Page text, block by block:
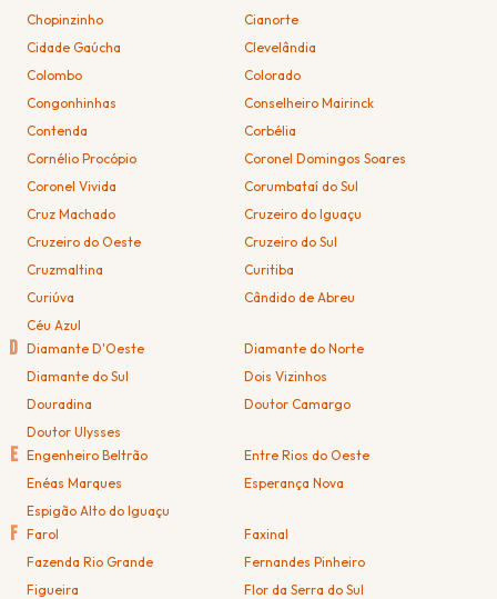
Chopinzinho
Cianorte
Cidade Gaúcha
Clevelândia
Colombo
Colorado
Congonhinhas
Conselheiro Mairinck
Contenda
Corbélia
Cornélio Procópio
Coronel Domingos Soares
Coronel Vivida
Corumbataí do Sul
Cruz Machado
Cruzeiro do Iguaçu
Cruzeiro do Oeste
Cruzeiro do Sul
Cruzmaltina
Curitiba
Curiúva
Cândido de Abreu
Céu Azul
D Diamante D'Oeste
Diamante do Norte
Diamante do Sul
Dois Vizinhos
Douradina
Doutor Camargo
Doutor Ulysses
E Engenheiro Beltrão
Entre Rios do Oeste
Enéas Marques
Esperança Nova
Espigão Alto do Iguaçu
F Farol
Faxinal
Fazenda Rio Grande
Fernandes Pinheiro
Figueira
Flor da Serra do Sul